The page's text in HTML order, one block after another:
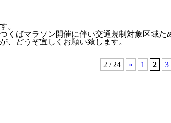
。
くばマラソン開催に伴い交通規制対象区域た
、どうぞ宜しくお願い致します。
2 / 24 « 1 2 3